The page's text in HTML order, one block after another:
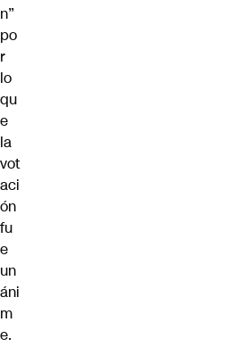
n”
po
r
lo
qu
e
la
vot
aci
ón
fu
e
un
áni
m
e.